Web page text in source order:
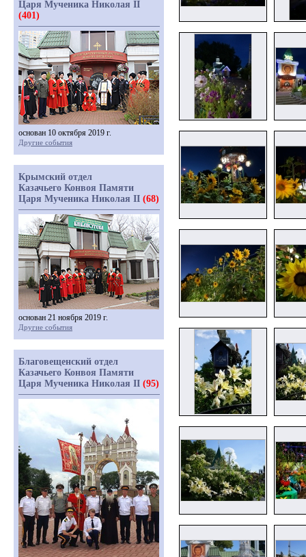
Царя Мученика Николая II
(401)
основан 10 октября 2019 г.
Другие события
Крымский отдел
Казачьего Конвоя Памяти
Царя Мученика Николая II (68)
основан 21 ноября 2019 г.
Другие события
Благовещенский отдел
Казачьего Конвоя Памяти
Царя Мученика Николая II (95)